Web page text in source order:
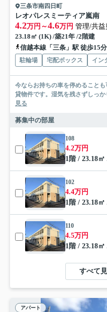
三条市南四日町
レオパレスミーティア嵐南
4.2万円～4.6万円 管理/共益
23.18㎡ (1K) /築21年 /2階建
信越本線「三条」駅 徒歩15分
駐輪場 宅配ボックス イン
今ならお持ちの車を停めること
貸物件です。湿気を残さずしっ
見る
募集中の部屋
108
4.2万円
1階 / 23.18
102
4.4万円
1階 / 23.18
110
4.5万円
1階 / 23.18
すべて
アパート